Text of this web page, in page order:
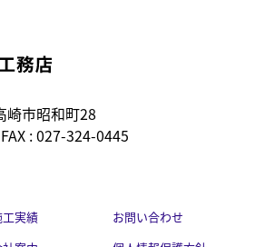
崎市昭和町28
: 027-324-0445
工実績
お問い合わせ